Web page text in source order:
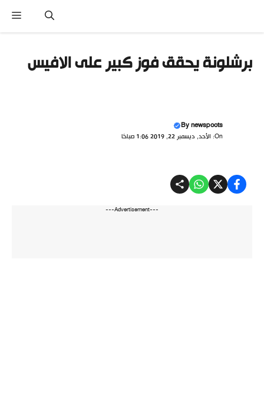
المحتوى
برشلونة يحقق فوز كبير على الافيس
Bynewspoots
On: الأحد, ديسمبر 22, 2019 1:06 صباحًا
---Advertisement---